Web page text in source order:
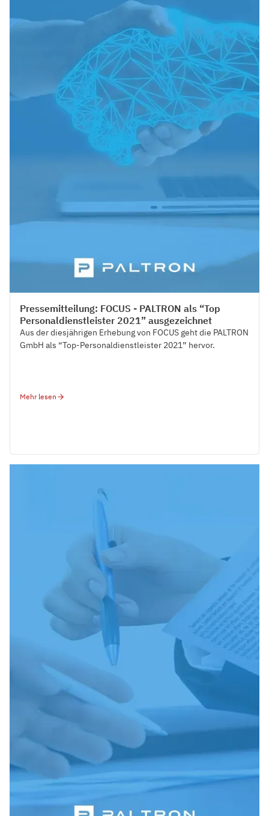
Pressemitteilung: FOCUS - PALTRON als “Top
Personaldienstleister 2021” ausgezeichnet
Aus der diesjährigen Erhebung von FOCUS geht die PALTRON
GmbH als “Top-Personaldienstleister 2021” hervor.
Mehr lesen